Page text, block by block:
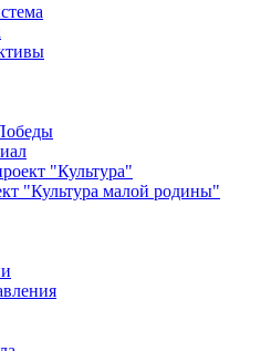
"Культура"
"Культура малой родины"